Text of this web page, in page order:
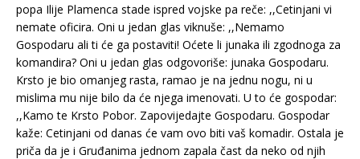
popa Ilije Plamenca stade ispred vojske pa reče: ,,Cetinjani vi
nemate oficira. Oni u jedan glas viknuše: ,,Nemamo
Gospodaru ali ti će ga postaviti! Oćete li junaka ili zgodnoga za
komandira? Oni u jedan glas odgovoriše: junaka Gospodaru.
Krsto je bio omanjeg rasta, ramao je na jednu nogu, ni u
mislima mu nije bilo da će njega imenovati. U to će gospodar:
,,Kamo te Krsto Pobor. Zapovijedajte Gospodaru. Gospodar
kaže: Cetinjani od danas će vam ovo biti vaš komadir. Ostala je
priča da je i Gruđanima jednom zapala čast da neko od njih